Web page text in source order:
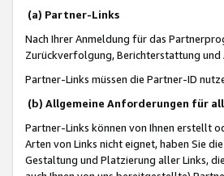
(a) Partner-Links
Nach Ihrer Anmeldung für das
Zurückverfolgung, Berichterstattung und
Partner-Links müssen die Partner-ID
(b) Allgemeine Anforderungen für
Partner-Links können von Ihnen erstellt
Arten von Links nicht eignet, haben Sie
Gestaltung und Platzierung aller Links,